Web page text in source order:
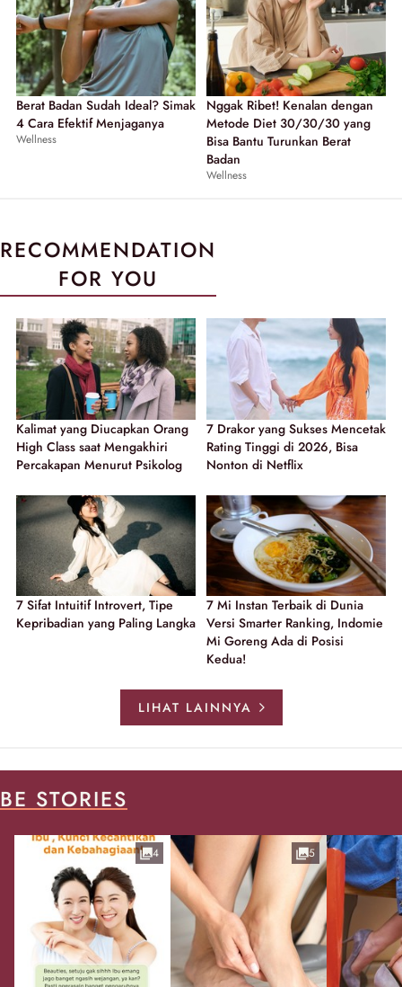
Berat Badan Sudah Ideal? Simak
4 Cara Efektif Menjaganya
Wellness
Nggak Ribet! Kenalan dengan
Metode Diet 30/30/30 yang
Bisa Bantu Turunkan Berat
Badan
Wellness
RECOMMENDATION
FOR YOU
Kalimat yang Diucapkan Orang
High Class saat Mengakhiri
Percakapan Menurut Psikolog
7 Drakor yang Sukses Mencetak
Rating Tinggi di 2026, Bisa
Nonton di Netflix
7 Sifat Intuitif Introvert, Tipe
Kepribadian yang Paling Langka
7 Mi Instan Terbaik di Dunia
Versi Smarter Ranking, Indomie
Mi Goreng Ada di Posisi
Kedua!
LIHAT LAINNYA
BE STORIES
4 5